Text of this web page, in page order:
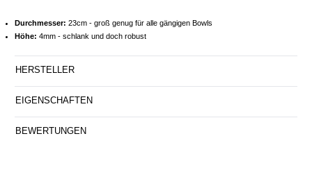
Durchmesser: 23cm - groß genug für alle gängigen Bowls
Höhe: 4mm - schlank und doch robust
HERSTELLER
EIGENSCHAFTEN
BEWERTUNGEN